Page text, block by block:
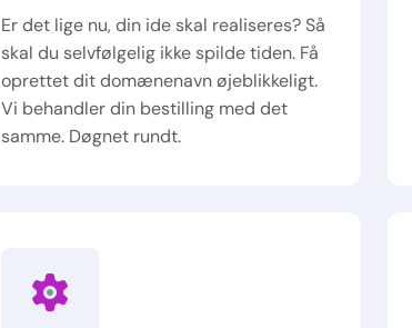
Er det lige nu, din ide skal realiseres? Så
skal du selvfølgelig ikke spilde tiden. Få
oprettet dit domænenavn øjeblikkeligt.
Vi behandler din bestilling med det
samme. Døgnet rundt.